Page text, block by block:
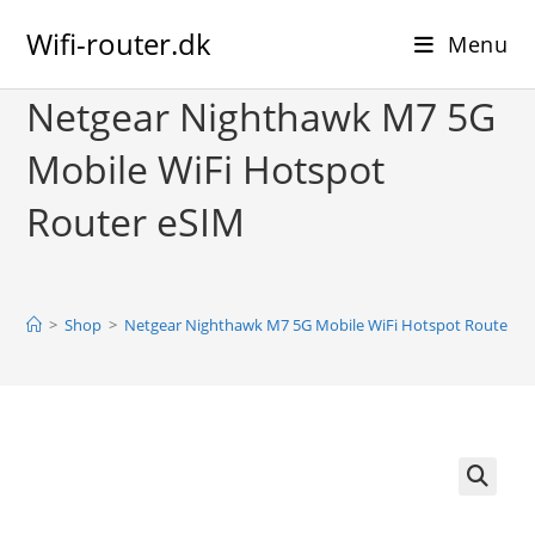
Wifi-router.dk Menu
Netgear Nighthawk M7 5G
Mobile WiFi Hotspot
Router eSIM
> Shop > Netgear Nighthawk M7 5G Mobile WiFi Hotspot Router